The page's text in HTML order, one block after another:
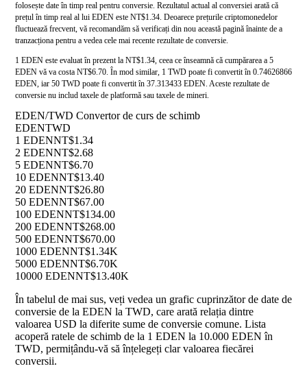
folosește date în timp real pentru conversie. Rezultatul actual al conversiei arată că
prețul în timp real al lui EDEN este NT$1.34. Deoarece prețurile criptomonedelor
fluctuează frecvent, vă recomandăm să verificați din nou această pagină înainte de a
tranzacționa pentru a vedea cele mai recente rezultate de conversie.
1 EDEN este evaluat în prezent la NT$1.34, ceea ce înseamnă că cumpărarea a 5
EDEN vă va costa NT$6.70. În mod similar, 1 TWD poate fi convertit în 0.74626866
EDEN, iar 50 TWD poate fi convertit în 37.313433 EDEN. Aceste rezultate de
conversie nu includ taxele de platformă sau taxele de mineri.
EDEN/TWD Convertor de curs de schimb
EDENTWD
1 EDENNT$1.34
2 EDENNT$2.68
5 EDENNT$6.70
10 EDENNT$13.40
20 EDENNT$26.80
50 EDENNT$67.00
100 EDENNT$134.00
200 EDENNT$268.00
500 EDENNT$670.00
1000 EDENNT$1.34K
5000 EDENNT$6.70K
10000 EDENNT$13.40K
În tabelul de mai sus, veți vedea un grafic cuprinzător de date de
conversie de la EDEN la TWD, care arată relația dintre
valoarea USD la diferite sume de conversie comune. Lista
acoperă ratele de schimb de la 1 EDEN la 10.000 EDEN în
TWD, permițându-vă să înțelegeți clar valoarea fiecărei
conversii.